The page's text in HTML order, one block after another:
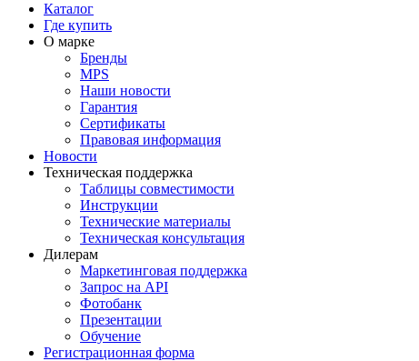
Каталог
Где купить
О марке
Бренды
MPS
Наши новости
Гарантия
Сертификаты
Правовая информация
Новости
Техническая поддержка
Таблицы совместимости
Инструкции
Технические материалы
Техническая консультация
Дилерам
Маркетинговая поддержка
Запрос на API
Фотобанк
Презентации
Обучение
Регистрационная форма